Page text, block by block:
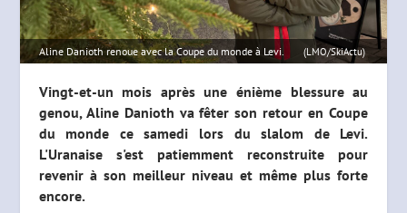
Aline Danioth renoue avec la Coupe du monde à Levi. (LMO/SkiActu)
Vingt-et-un mois après une énième blessure au
genou, Aline Danioth va fêter son retour en Coupe
du monde ce samedi lors du slalom de Levi.
L'Uranaise s'est patiemment reconstruite pour
revenir à son meilleur niveau et même plus forte
encore.